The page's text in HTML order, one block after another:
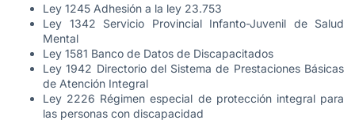
Ley 1245 Adhesión a la ley 23.753
Ley 1342 Servicio Provincial Infanto-Juvenil de Salud
Mental
Ley 1581 Banco de Datos de Discapacitados
Ley 1942 Directorio del Sistema de Prestaciones Básicas
de Atención Integral
Ley 2226 Régimen especial de protección integral para
las personas con discapacidad